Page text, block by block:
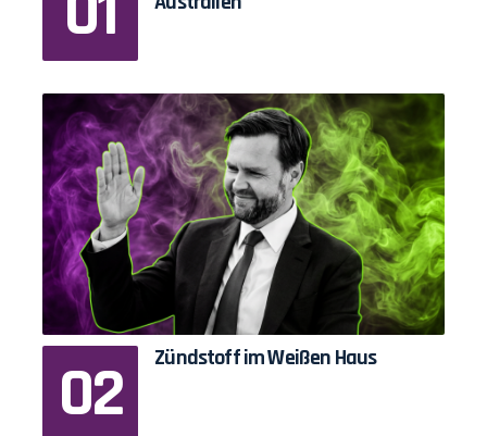
Zündstoff im Weißen Haus